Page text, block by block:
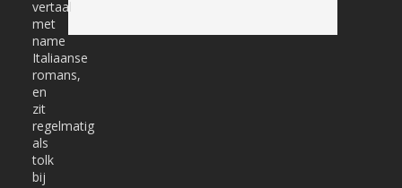
vertaal
met
name
Italiaanse
romans,
en
zit
regelmatig
als
tolk
bij